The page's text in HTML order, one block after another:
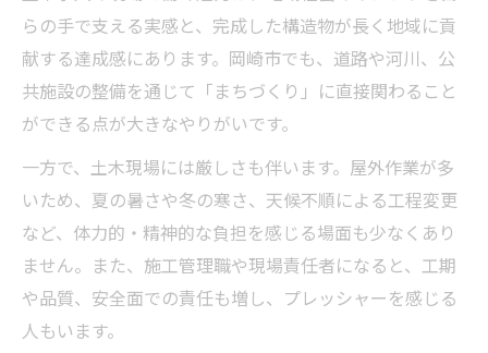
らの手で支える実感と、完成した構造物が長く地域に貢
献する達成感にあります。岡崎市でも、道路や河川、公
共施設の整備を通じて「まちづくり」に直接関わること
ができる点が大きなやりがいです。
一方で、土木現場には厳しさも伴います。屋外作業が多
いため、夏の暑さや冬の寒さ、天候不順による工程変更
など、体力的・精神的な負担を感じる場面も少なくあり
ません。また、施工管理職や現場責任者になると、工期
や品質、安全面での責任も増し、プレッシャーを感じる
人もいます。